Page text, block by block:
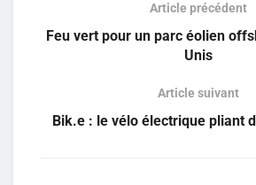
Article précédent
Feu vert pour un parc éolien
Unis
Article suivant
Bik.e : le vélo électrique pliant